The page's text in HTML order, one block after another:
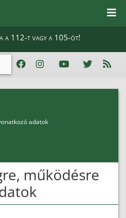
a 112-t vagy a 105-öt!
vonatkozó adatok
adatok
működésre